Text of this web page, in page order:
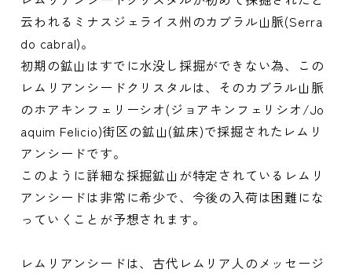
云われるミナスジェライス州のカブラル山脈(Serra
do cabral)。
初期の鉱山はすでに水没し採掘ができない為、この
レムリアンシードクリスタルは、そのカブラル山脈
のホアキンフェリーシオ(ジョアキンフェリシオ/Jo
aquim Felicio)街区の鉱山(鉱床)で採掘されたレムリ
アンシードです。
このように詳細な採掘鉱山が特定されているレムリ
アンシードは非常に希少で、今後の入荷は困難にな
っていくことが予想されます。
レムリアンシードは、古代レムリア人のメッセージ